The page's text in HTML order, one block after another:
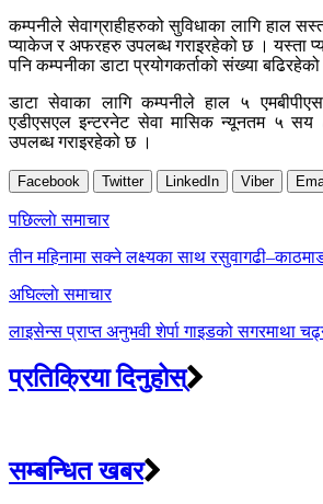
कम्पनीले सेवाग्राहीहरुको सुविधाका लागि हाल
प्याकेज र अफरहरु उपलब्ध गराइरहेको छ । यस्ता
पनि कम्पनीका डाटा प्रयोगकर्ताको संख्या
डाटा सेवाका लागि कम्पनीले हाल ५
एडीएसएल इन्टरनेट सेवा मासिक न्यूनतम ५ सय
उपलब्ध गराइरहेको छ ।
Facebook Twitter LinkedIn Viber
Post
navigation
पछिल्लाे समाचार
तीन महिनामा सक्ने लक्ष्यका साथ
अघिल्लाे समाचार
लाइसेन्स प्राप्त अनुभवी शेर्पा गाइडको सगरमाथा
प्रतिक्रिया दिनुहोस्
सम्बन्धित खबर